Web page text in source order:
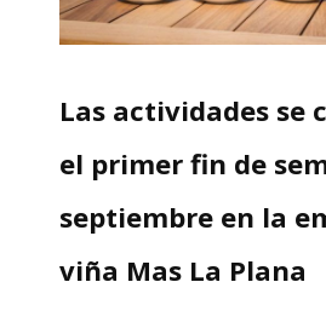
Las actividades se
el primer fin de
septiembre en la
viña Mas La Plana